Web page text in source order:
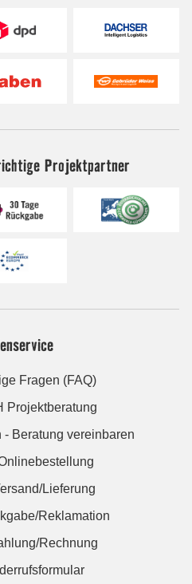
Projektpartner
Fragen (FAQ)
Projektberatung
- Beratung vereinbaren
Lieferung
Reklamation
Rechnung